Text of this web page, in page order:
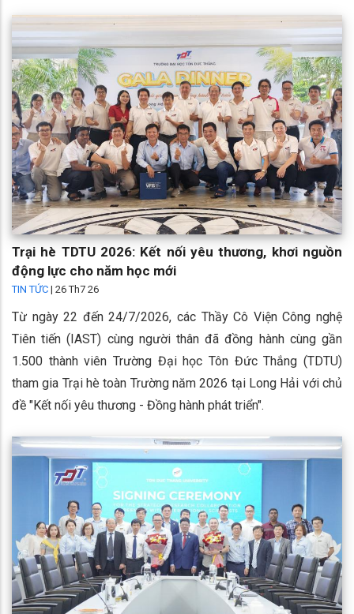
Trại hè TDTU 2026: Kết nối yêu thương, khơi nguồn
động lực cho năm học mới
TIN TỨC | 26 Th7 26
Từ ngày 22 đến 24/7/2026, các Thầy Cô Viện Công nghệ
Tiên tiến (IAST) cùng người thân đã đồng hành cùng gần
1.500 thành viên Trường Đại học Tôn Đức Thắng (TDTU)
tham gia Trại hè toàn Trường năm 2026 tại Long Hải với chủ
đề "Kết nối yêu thương - Đồng hành phát triển".